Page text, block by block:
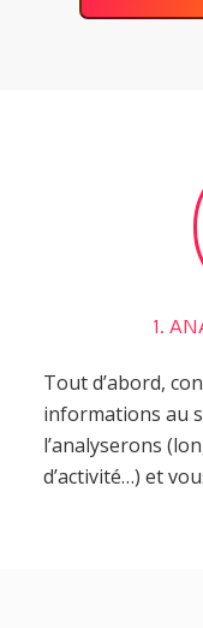
1.
Tout d’abord,
informations au
l’analyserons
d’activité…) et